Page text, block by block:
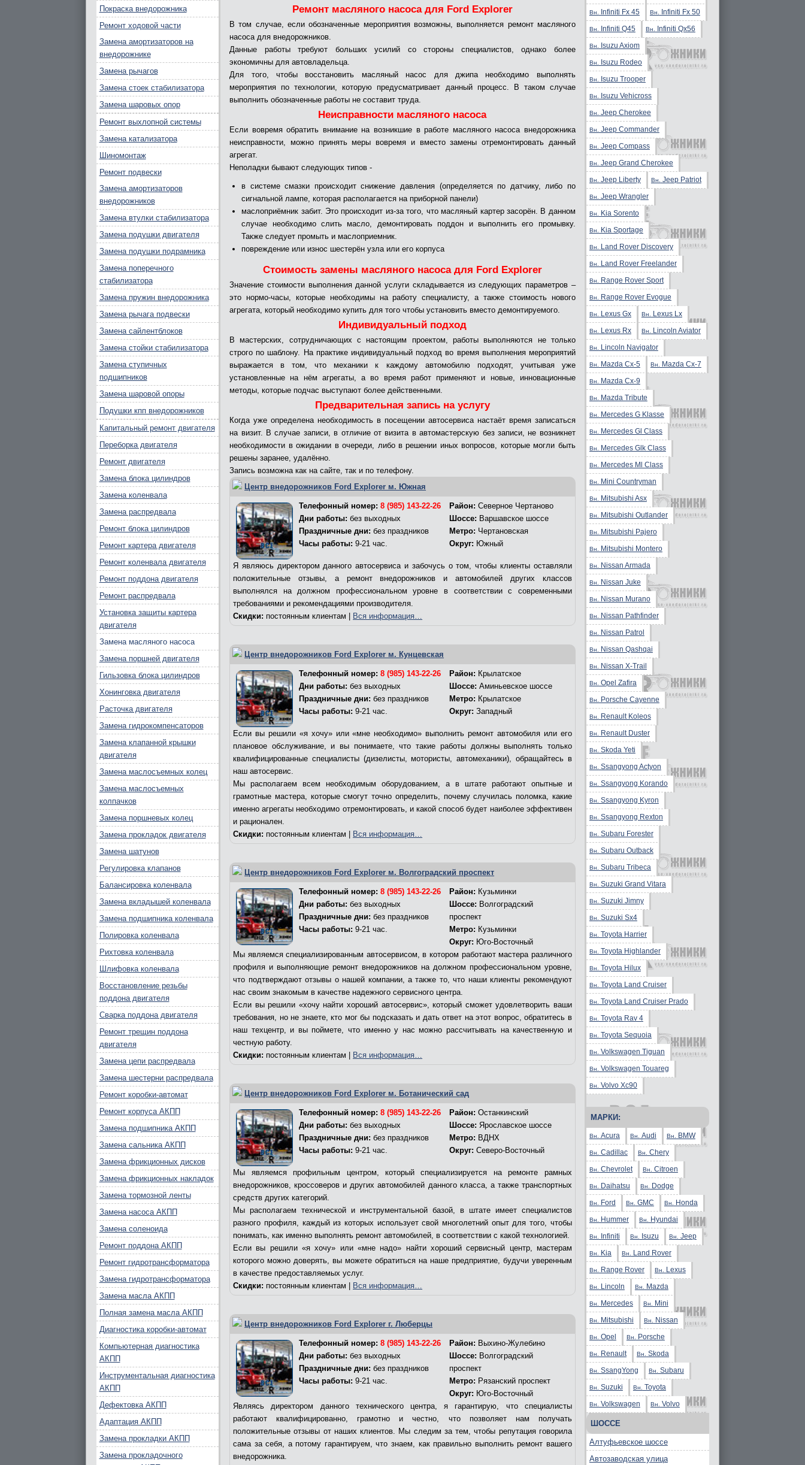
Ремонт масляного насоса для Ford Explorer
В том случае, если обозначенные мероприятия возможны, выполняется ремонт масляного
насоса для внедорожников.
Данные работы требуют больших усилий со стороны специалистов, однако более
экономичны для автовладельца.
Для того, чтобы восстановить масляный насос для джипа необходимо выполнять
мероприятия по технологии, которую предусматривает данный процесс. В таком случае
выполнить обозначенные работы не составит труда.
Неисправности масляного насоса
Если вовремя обратить внимание на возникшие в работе масляного насоса внедорожника
неисправности, можно принять меры вовремя и вместо замены отремонтировать данный
агрегат.
Неполадки бывают следующих типов -
в системе смазки происходит снижение давления (определяется по датчику, либо по
сигнальной лампе, которая располагается на приборной панели)
маслоприёмник забит. Это происходит из-за того, что масляный картер засорён. В данном
случае необходимо слить масло, демонтировать поддон и выполнить его промывку.
Также следует промыть и маслоприемник.
повреждение или износ шестерён узла или его корпуса
Стоимость замены масляного насоса для Ford Explorer
Значение стоимости выполнения данной услуги складывается из следующих параметров –
это нормо-часы, которые необходимы на работу специалисту, а также стоимость нового
агрегата, который необходимо купить для того чтобы установить вместо демонтируемого.
Индивидуальный подход
В мастерских, сотрудничающих с настоящим проектом, работы выполняются не только
строго по шаблону. На практике индивидуальный подход во время выполнения мероприятий
выражается в том, что механики к каждому автомобилю подходят, учитывая уже
установленные на нём агрегаты, а во время работ применяют и новые, инновационные
методы, которые подчас выступают более действенными.
Предварительная запись на услугу
Когда уже определена необходимость в посещении автосервиса настаёт время записаться
на визит. В случае записи, в отличие от визита в автомастерскую без записи, не возникнет
необходимости в ожидании в очереди, либо в решении иных вопросов, которые могли быть
решены заранее, удалённо.
Запись возможна как на сайте, так и по телефону.
Центр внедорожников Ford Explorer м. Южная
Телефонный номер:8 (985) 143-22-26
Дни работы: без выходных
Праздничные дни: без праздников
Часы работы: 9-21 час.
Район: Северное Чертаново
Шоссе: Варшавское шоссе
Метро: Чертановская
Округ: Южный
Я являюсь директором данного автосервиса и забочусь о том, чтобы клиенты оставляли
положительные отзывы, а ремонт внедорожников и автомобилей других классов
выполнялся на должном профессиональном уровне в соответствии с современными
требованиями и рекомендациями производителя.
Скидки: постоянным клиентам | Вся информация…
Центр внедорожников Ford Explorer м. Кунцевская
Телефонный номер:8 (985) 143-22-26
Дни работы: без выходных
Праздничные дни: без праздников
Часы работы: 9-21 час.
Район: Крылатское
Шоссе: Аминьевское шоссе
Метро: Крылатское
Округ: Западный
Если вы решили «я хочу» или «мне необходимо» выполнить ремонт автомобиля или его
плановое обслуживание, и вы понимаете, что такие работы должны выполнять только
квалифицированные специалисты (дизелисты, мотористы, автомеханики), обращайтесь в
наш автосервис.
Мы располагаем всем необходимым оборудованием, а в штате работают опытные и
грамотные мастера, которые смогут точно определить, почему случилась поломка, какие
именно агрегаты необходимо отремонтировать, и какой способ будет наиболее эффективен
и рационален.
Скидки: постоянным клиентам | Вся информация…
Центр внедорожников Ford Explorer м. Волгоградский проспект
Телефонный номер:8 (985) 143-22-26
Дни работы: без выходных
Праздничные дни: без праздников
Часы работы: 9-21 час.
Район: Кузьминки
Шоссе: Волгоградский
проспект
Метро: Кузьминки
Округ: Юго-Восточный
Мы являемся специализированным автосервисом, в котором работают мастера различного
профиля и выполняющие ремонт внедорожников на должном профессиональном уровне,
что подтверждают отзывы о нашей компании, а также то, что наши клиенты рекомендуют
нас своим знакомым в качестве надежного сервисного центра.
Если вы решили «хочу найти хороший автосервис», который сможет удовлетворить ваши
требования, но не знаете, кто мог бы подсказать и дать ответ на этот вопрос, обратитесь в
наш техцентр, и вы поймете, что именно у нас можно рассчитывать на качественную и
честную работу.
Скидки: постоянным клиентам | Вся информация…
Центр внедорожников Ford Explorer м. Ботанический сад
Телефонный номер:8 (985) 143-22-26
Дни работы: без выходных
Праздничные дни: без праздников
Часы работы: 9-21 час.
Район: Останкинский
Шоссе: Ярославское шоссе
Метро: ВДНХ
Округ: Северо-Восточный
Мы являемся профильным центром, который специализируется на ремонте рамных
внедорожников, кроссоверов и других автомобилей данного класса, а также транспортных
средств других категорий.
Мы располагаем технической и инструментальной базой, в штате имеет специалистов
разного профиля, каждый из которых использует свой многолетний опыт для того, чтобы
понимать, как именно выполнять ремонт автомобилей, в соответствии с какой технологией.
Если вы решили «я хочу» или «мне надо» найти хороший сервисный центр, мастерам
которого можно доверять, вы можете обратиться на наше предприятие, будучи уверенным
в качестве предоставляемых услуг.
Скидки: постоянным клиентам | Вся информация…
Центр внедорожников Ford Explorer г. Люберцы
Телефонный номер:8 (985) 143-22-26
Дни работы: без выходных
Праздничные дни: без праздников
Часы работы: 9-21 час.
Район: Выхино-Жулебино
Шоссе: Волгоградский
проспект
Метро: Рязанский проспект
Округ: Юго-Восточный
Являясь директором данного технического центра, я гарантирую, что специалисты
работают квалифицированно, грамотно и честно, что позволяет нам получать
положительные отзывы от наших клиентов. Мы следим за тем, чтобы репутация говорила
сама за себя, а потому гарантируем, что знаем, как правильно выполнить ремонт вашего
внедорожника.
Покраска внедорожника
Ремонт ходовой части
Замена амортизаторов на
внедорожнике
Замена рычагов
Замена стоек стабилизатора
Замена шаровых опор
Ремонт выхлопной системы
Замена катализатора
Шиномонтаж
Ремонт подвески
Замена амортизаторов
внедорожников
Замена втулки стабилизатора
Замена подушки двигателя
Замена подушки подрамника
Замена поперечного
стабилизатора
Замена пружин внедорожника
Замена рычага подвески
Замена сайлентблоков
Замена стойки стабилизатора
Замена ступичных
подшипников
Замена шаровой опоры
Подушки кпп внедорожников
Капитальный ремонт двигателя
Переборка двигателя
Ремонт двигателя
Замена блока цилиндров
Замена коленвала
Замена распредвала
Ремонт блока цилиндров
Ремонт картера двигателя
Ремонт коленвала двигателя
Ремонт поддона двигателя
Ремонт распредвала
Установка защиты картера
двигателя
Замена масляного насоса
Замена поршней двигателя
Гильзовка блока цилиндров
Хонинговка двигателя
Расточка двигателя
Замена гидрокомпенсаторов
Замена клапанной крышки
двигателя
Замена маслосъемных колец
Замена маслосъемных
колпачков
Замена поршневых колец
Замена прокладок двигателя
Замена шатунов
Регулировка клапанов
Балансировка коленвала
Замена вкладышей коленвала
Замена подшипника коленвала
Полировка коленвала
Рихтовка коленвала
Шлифовка коленвала
Восстановление резьбы
поддона двигателя
Сварка поддона двигателя
Ремонт трещин поддона
двигателя
Замена цепи распредвала
Замена шестерни распредвала
Ремонт коробки-автомат
Ремонт корпуса АКПП
Замена подшипника АКПП
Замена сальника АКПП
Замена фрикционных дисков
Замена фрикционных накладок
Замена тормозной ленты
Замена насоса АКПП
Замена соленоида
Ремонт поддона АКПП
Ремонт гидротрансформатора
Замена гидротрансформатора
Замена масла АКПП
Полная замена масла АКПП
Диагностика коробки-автомат
Компьютерная диагностика
АКПП
Инструментальная диагностика
АКПП
Дефектовка АКПП
Адаптация АКПП
Замена прокладки АКПП
Замена прокладочного
Вн. Infiniti Fx 45 Вн. Infiniti Fx 50
Вн. Infiniti Q45 Вн. Infiniti Qx56
Вн. Isuzu Axiom
Вн. Isuzu Rodeo
Вн. Isuzu Trooper
Вн. Isuzu Vehicross
Вн. Jeep Cherokee
Вн. Jeep Commander
Вн. Jeep Compass
Вн. Jeep Grand Cherokee
Вн. Jeep Liberty Вн. Jeep Patriot
Вн. Jeep Wrangler
Вн. Kia Sorento
Вн. Kia Sportage
Вн. Land Rover Discovery
Вн. Land Rover Freelander
Вн. Range Rover Sport
Вн. Range Rover Evogue
Вн. Lexus Gx Вн. Lexus Lx
Вн. Lexus Rx Вн. Lincoln Aviator
Вн. Lincoln Navigator
Вн. Mazda Cx-5 Вн. Mazda Cx-7
Вн. Mazda Cx-9
Вн. Mazda Tribute
Вн. Mercedes G Klasse
Вн. Mercedes Gl Class
Вн. Mercedes Glk Class
Вн. Mercedes Ml Class
Вн. Mini Countryman
Вн. Mitsubishi Asx
Вн. Mitsubishi Outlander
Вн. Mitsubishi Pajero
Вн. Mitsubishi Montero
Вн. Nissan Armada
Вн. Nissan Juke
Вн. Nissan Murano
Вн. Nissan Pathfinder
Вн. Nissan Patrol
Вн. Nissan Qashqai
Вн. Nissan X-Trail
Вн. Opel Zafira
Вн. Porsche Cayenne
Вн. Renault Koleos
Вн. Renault Duster
Вн. Skoda Yeti
Вн. Ssangyong Actyon
Вн. Ssangyong Korando
Вн. Ssangyong Kyron
Вн. Ssangyong Rexton
Вн. Subaru Forester
Вн. Subaru Outback
Вн. Subaru Tribeca
Вн. Suzuki Grand Vitara
Вн. Suzuki Jimny
Вн. Suzuki Sx4
Вн. Toyota Harrier
Вн. Toyota Highlander
Вн. Toyota Hilux
Вн. Toyota Land Cruiser
Вн. Toyota Land Cruiser Prado
Вн. Toyota Rav 4
Вн. Toyota Sequoia
Вн. Volkswagen Tiguan
Вн. Volkswagen Touareg
Вн. Volvo Xc90
МАРКИ:
Вн. Acura Вн. Audi Вн. BMW
Вн. Cadillac Вн. Chery
Вн. Chevrolet Вн. Citroen
Вн. Daihatsu Вн. Dodge
Вн. Ford Вн. GMC Вн. Honda
Вн. Hummer Вн. Hyundai
Вн. Infiniti Вн. Isuzu Вн. Jeep
Вн. Kia Вн. Land Rover
Вн. Range Rover Вн. Lexus
Вн. Lincoln Вн. Mazda
Вн. Mercedes Вн. Mini
Вн. Mitsubishi Вн. Nissan
Вн. Opel Вн. Porsche
Вн. Renault Вн. Skoda
Вн. SsangYong Вн. Subaru
Вн. Suzuki Вн. Toyota
Вн. Volkswagen Вн. Volvo
ШОССЕ
Алтуфьевское шоссе
Автозаводская улица